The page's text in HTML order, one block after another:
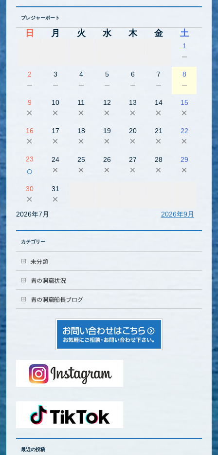
プレジャーボート
日 月 火 水 木 金 土
1
－
2
－
3
－
4
－
5
－
6
－
7
－
8
－
9
×
10
×
11
×
12
×
13
×
14
×
15
×
16
×
17
×
18
×
19
×
20
×
21
×
22
×
23
○
24
×
25
×
26
×
27
×
28
×
29
×
30
×
31
×
2026年7月 2026年9月
カテゴリー
未分類
青の洞窟状況
青の洞窟船長ブログ
最近の投稿